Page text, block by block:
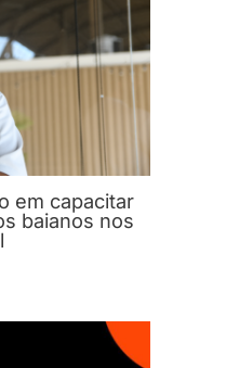
em capacitar
baianos nos